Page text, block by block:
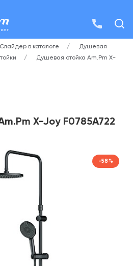
Слайдер в каталоге
Душевая
Душевая стойка Am.Pm X-
X-Joy F0785A722
-58%